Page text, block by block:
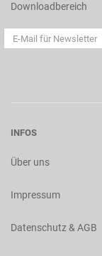
Downloadbereich
INFOS
Über uns
Impressum
Datenschutz & AGB